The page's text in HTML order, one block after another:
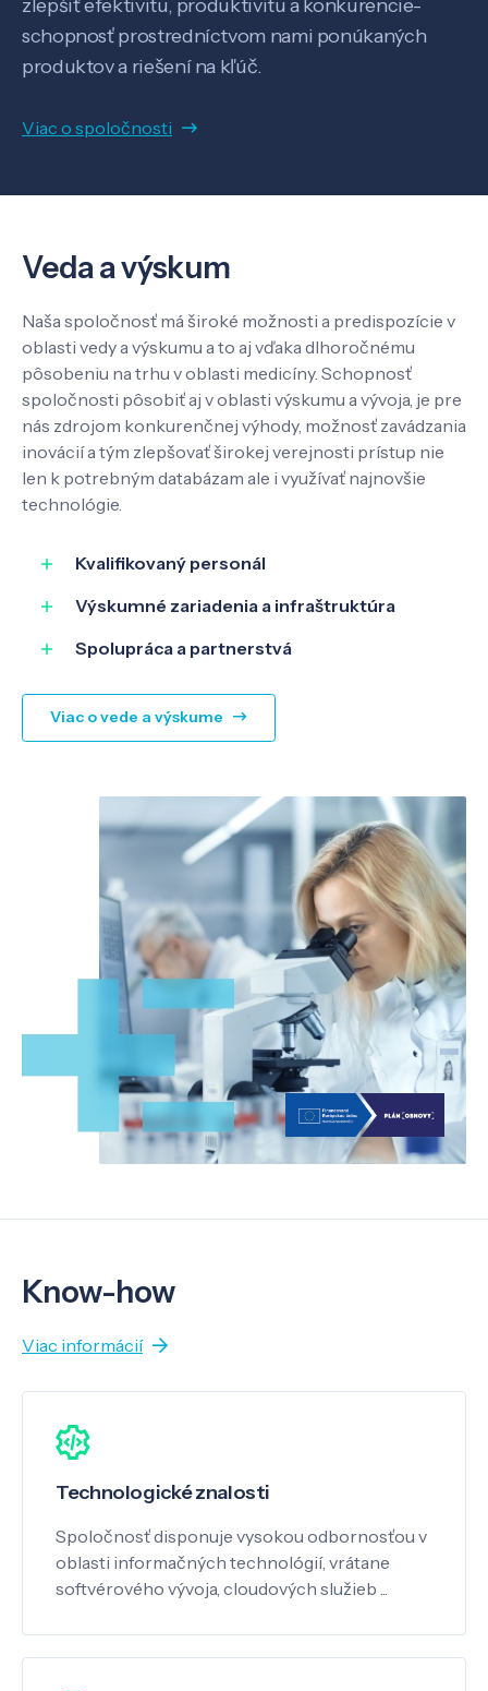
Veda a výskum
Pôsobenie
Know-how
O nás
Kontakt
zlepšiť efektivitu, produktivitu a konkurencie-
schopnosť prostredníctvom nami ponúkaných
produktov a riešení na kľúč.
Viac o spoločnosti
Veda a výskum
Naša spoločnosť má široké možnosti a predispozície v
oblasti vedy a výskumu a to aj vďaka dlhoročnému
pôsobeniu na trhu v oblasti medicíny. Schopnosť
spoločnosti pôsobiť aj v oblasti výskumu a vývoja, je pre
nás zdrojom konkurenčnej výhody, možnosť zavádzania
inovácií a tým zlepšovať širokej verejnosti prístup nie
len k potrebným databázam ale i využívať najnovšie
technológie.
Kvalifikovaný personál
Výskumné zariadenia a infraštruktúra
Spolupráca a partnerstvá
Viac o vede a výskume
Know-how
Viac informácií
Technologické znalosti
Spoločnosť disponuje vysokou odbornosťou v
oblasti informačných technológií, vrátane
softvérového vývoja, cloudových služieb ...